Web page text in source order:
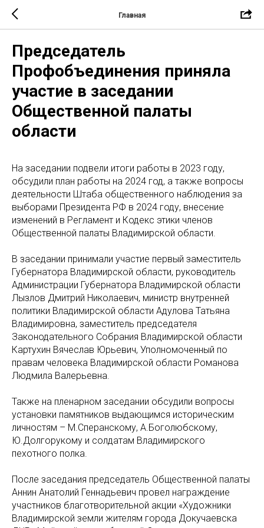
Главная
Председатель
Профобъединения приняла
участие в заседании
Общественной палаты
области
На заседании подвели итоги работы в 2023 году,
обсудили план работы на 2024 год, а также вопросы
деятельности Штаба общественного наблюдения за
выборами Президента РФ в 2024 году, внесение
изменений в Регламент и Кодекс этики членов
Общественной палаты Владимирской области.
В заседании принимали участие первый заместитель
Губернатора Владимирской области, руководитель
Администрации Губернатора Владимирской области
Лызлов Дмитрий Николаевич, министр внутренней
политики Владимирской области Адулова Татьяна
Владимировна, заместитель председателя
Законодательного Собрания Владимирской области
Картухин Вячеслав Юрьевич, Уполномоченный по
правам человека Владимирской области Романова
Людмила Валерьевна.
Также на пленарном заседании обсудили вопросы
установки памятников выдающимся историческим
личностям – М.Сперанскому, А.Боголюбскому,
Ю.Долгорукому и солдатам Владимирского
пехотного полка.
После заседания председатель Общественной палаты
Аннин Анатолий Геннадьевич провел награждение
участников благотворительной акции «Художники
Владимирской земли жителям города Докучаевска